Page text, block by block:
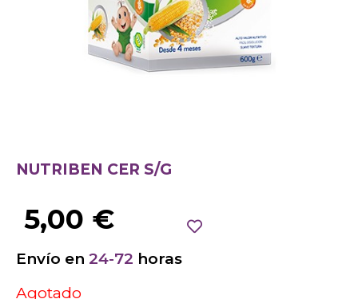
NUTRIBEN CER S/G
5,00 €
Envío en 24-72 horas
Agotado